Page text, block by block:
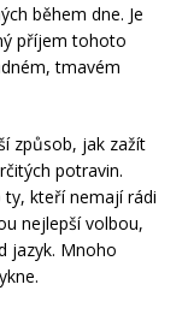
během dne. Je
příjem tohoto
tmavém
způsob, jak zažít
potravin.
ty, kteří nemají rádi
nejlepší volbou,
jazyk. Mnoho